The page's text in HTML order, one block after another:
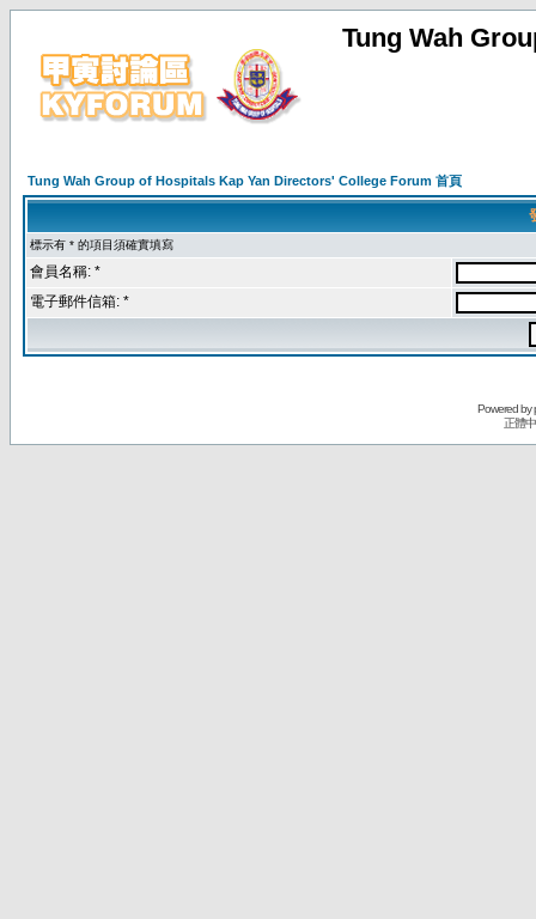
Tung Wah
Tung Wah Group of Hospitals Kap Yan Directors' College Forum 首頁
標示有 * 的項目須確實填寫
會員名稱: *
電子郵件信箱: *
Powered by
正體